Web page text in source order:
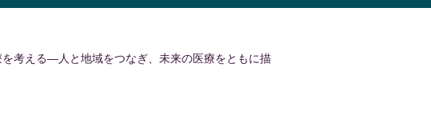
考える―人と地域をつなぎ、未来の医療をともに描